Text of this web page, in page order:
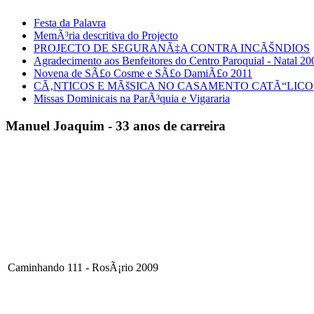
Festa da Palavra
MemÃ³ria descritiva do Projecto
PROJECTO DE SEGURANÃ‡A CONTRA INCÃŠNDIOS
Agradecimento aos Benfeitores do Centro Paroquial - Natal
Novena de SÃ£o Cosme e SÃ£o DamiÃ£o 2011
CÃ‚NTICOS E MÃšSICA NO CASAMENTO CATÃ“LICO
Missas Dominicais na ParÃ³quia e Vigararia
Manuel Joaquim - 33 anos de carreira
Caminhando 111 - RosÃ¡rio 2009